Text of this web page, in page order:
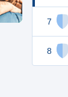
7
8